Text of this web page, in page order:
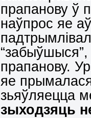
прапанову ў
наўпрос яе
прапанову.
яе
зьяўляецца
зыходзяць